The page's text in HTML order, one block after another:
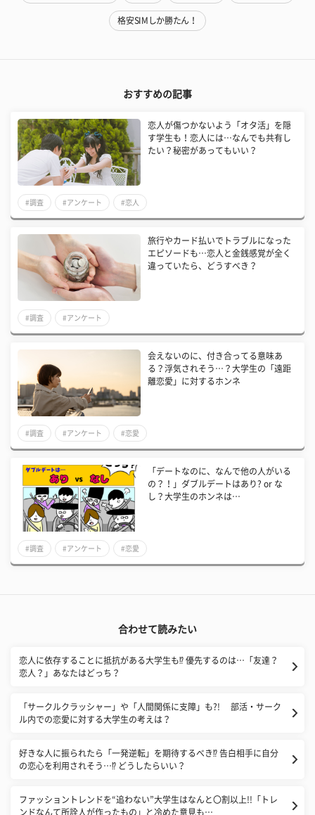
格安SIMしか勝たん！
おすすめの記事
恋人が傷つかないよう「オタ活」を隠
す学生も！恋人には…なんでも共有し
たい？秘密があってもいい？
#調査 #アンケート #恋人
旅行やカード払いでトラブルになった
エピソードも…恋人と金銭感覚が全く
違っていたら、どうすべき？
#調査 #アンケート
会えないのに、付き合ってる意味あ
る？浮気されそう…？大学生の「遠距
離恋愛」に対するホンネ
#調査 #アンケート #恋愛
「デートなのに、なんで他の人がいる
の？！」ダブルデートはあり? or な
し？大学生のホンネは…
#調査 #アンケート #恋愛
合わせて読みたい
恋人に依存することに抵抗がある大学生も⁉ 優先するのは…「友達？
恋人？」あなたはどっち？
「サークルクラッシャー」や「人間関係に支障」も?! 部活・サーク
ル内での恋愛に対する大学生の考えは？
好きな人に振られたら「一発逆転」を期待するべき⁉ 告白相手に自分
の恋心を利用されそう…⁉ どうしたらいい？
ファッショントレンドを“追わない”大学生はなんと〇割以上!!「トレ
ンドなんて所詮人が作ったもの」と冷めた意見も…